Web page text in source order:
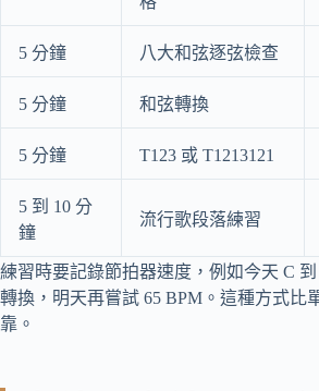
5 分鐘 八大和弦逐弦檢查
5 分鐘 和弦轉換
5 分鐘 T123 或 T1213121
5 到 10 分
鐘
流行歌段落練習
練習時要記錄節拍器速度，例如今天 C
轉換，明天再嘗試 65 BPM。這種方式比
靠。